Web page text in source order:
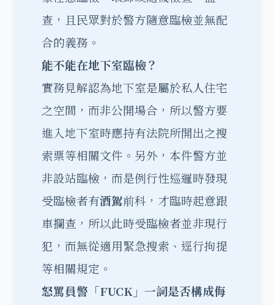
查，且民眾對於警方隨意臨檢並無配
合的義務。
能不能在地下室臨檢？
實務見解認為地下室是屬於私人住宅
之空間，而非公開場合，所以警方要
進入地下室時應持有法院所開出之搜
索票等相關文件。另外，本件警方並
非設站臨檢，而是例行性巡邏時發現
受臨檢者有酒駕前科，才臨時起意跟
車攔查，所以此時受臨檢者並非現行
犯，而無從適用緊急搜索、逕行拘提
等相關規定。
怒罵員警「FUCK 」一詞是否構成侮